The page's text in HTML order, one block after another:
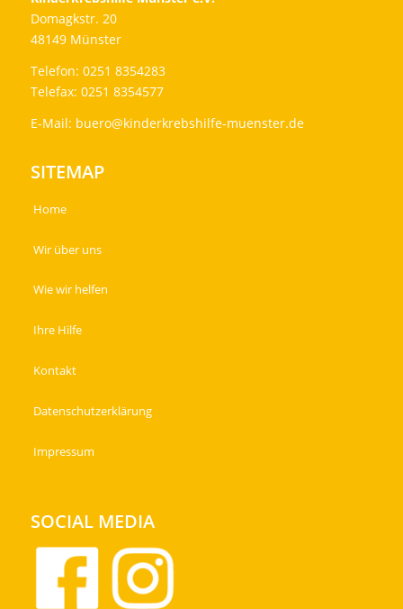
Domagkstr. 20
48149 Münster
Telefon: 0251 8354283
Telefax: 0251 8354577
E-Mail: buero@kinderkrebshilfe-muenster.de
SITEMAP
Home
Wir über uns
Wie wir helfen
Ihre Hilfe
Kontakt
Datenschutzerklärung
Impressum
SOCIAL MEDIA